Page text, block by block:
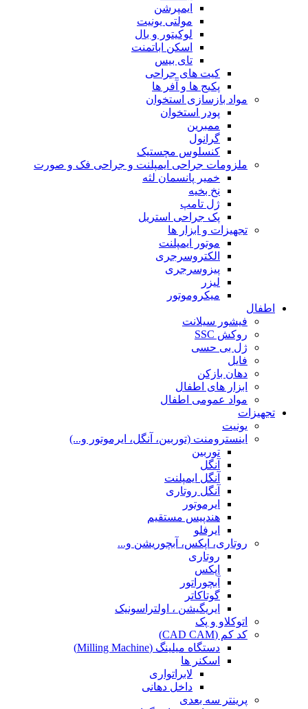
ایمپرشن
مولتی یونیت
لوکیتور و بال
اسکن اباتمنت
تای بیس
کیت های جراحی
پکیج ها و آفر ها
مواد بازسازی استخوان
پودر استخوان
ممبرین
گرانول
کنسلوس مچستیک
ملزومات جراحی ایمپلنت و جراحی فک و صورت
خمیر پانسمان لثه
نخ بخیه
ژل تامپ
پک جراحی استریل
تجهیزات و ابزار ها
موتور ایمپلنت
الکتروسرجری
پیزوسرجری
لیزر
میکروموتور
اطفال
فیشور سیلانت
روکش SSC
ژل بی حسی
فایل
دهان بازکن
ابزار های اطفال
مواد عمومی اطفال
تجهیزات
یونیت
اینسترومنت (توربین، آنگل، ایرموتور و...)
توربین
آنگل
آنگل ایمپلنت
آنگل روتاری
ایرموتور
هندپیس مستقیم
ایرفلو
روتاری، اپکس، آبچوریشن و...
روتاری
اپکس
آبچوراتور
گوتاکاتر
ایریگیشن ، اولتراسونیک
اتوکلاو و پک
کد کم (CAD CAM)
دستگاه میلینگ (Milling Machine)
اسکنر ها
لابراتواری
داخل دهانی
پرینتر سه بعدی